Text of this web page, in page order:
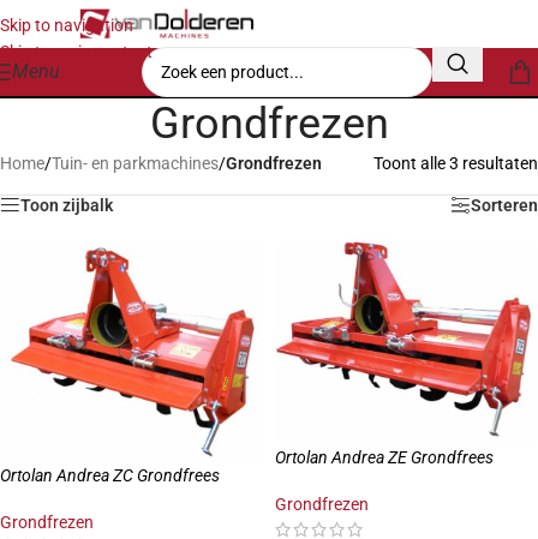
Skip to navigation
Skip to main content
Menu
Grondfrezen
Home/Tuin- en parkmachines/Grondfrezen Toont alle 3 resultaten
Toon zijbalk Sorteren
Ortolan Andrea ZC Grondfrees
Grondfrezen
Ortolan Andrea ZE Grondfrees
Grondfrezen